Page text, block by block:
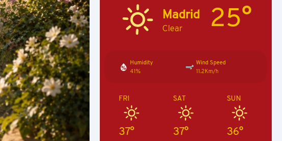
Madrid
Clear 25°
Humidity
41%
Wind Speed
11.2Km/h
FRI
37°
SAT
37°
SUN
36°